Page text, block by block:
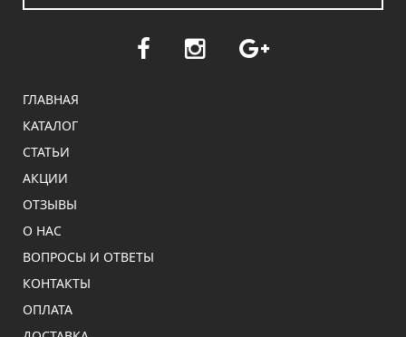
ГЛАВНАЯ
КАТАЛОГ
СТАТЬИ
АКЦИИ
ОТЗЫВЫ
О НАС
ВОПРОСЫ И ОТВЕТЫ
КОНТАКТЫ
ОПЛАТА